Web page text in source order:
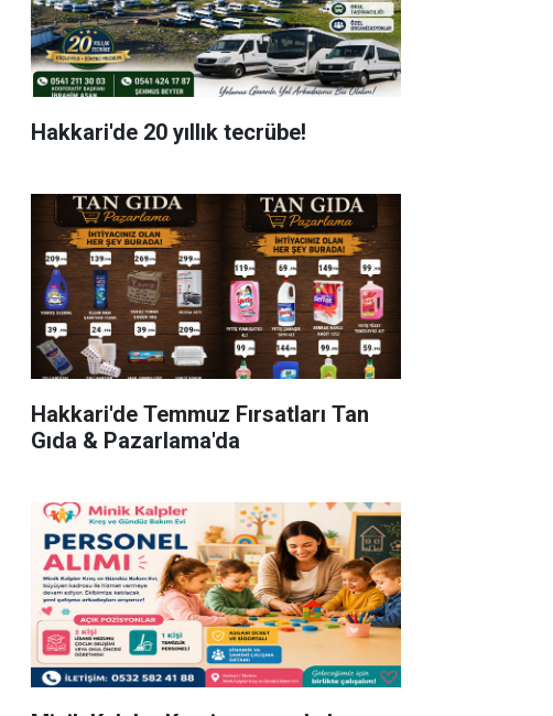
Hakkari'de 20 yıllık tecrübe!
Hakkari'de Temmuz Fırsatları Tan
Gıda & Pazarlama'da